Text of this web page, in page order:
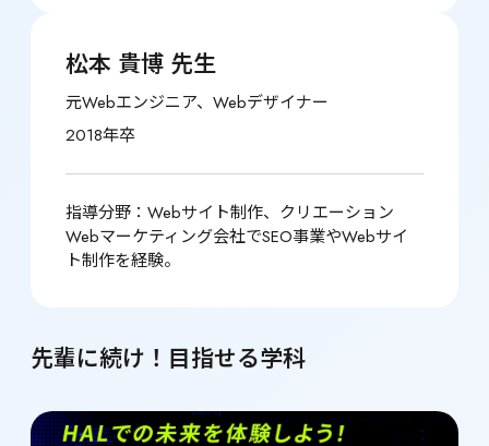
松本 貴博 先生
元Webエンジニア、Webデザイナー
2018年卒
指導分野：Webサイト制作、クリエーション
Webマーケティング会社でSEO事業やWebサイ
ト制作を経験。
先輩に続け！目指せる学科